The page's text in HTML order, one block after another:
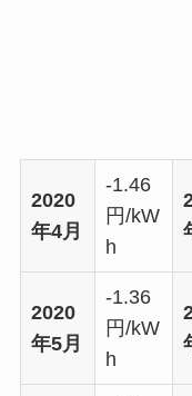
2020
年4月
-1.46
円/kW
h
2020
年5月
-1.36
円/kW
h